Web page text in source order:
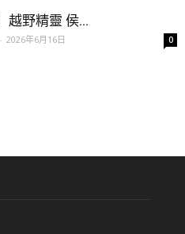
越野精靈 侯...
- 2026年6月16日 0